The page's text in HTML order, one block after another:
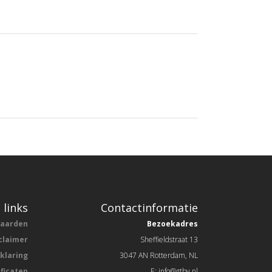
links Contactinformatie
Bezoekadres
Sheffieldstraat 13
3047 AN Rotterdam, NL